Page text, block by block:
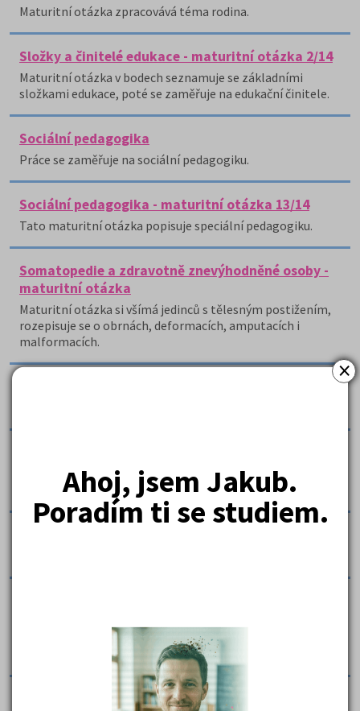
×
Ahoj, jsem Jakub.
Poradím ti se studiem.
Maturitní otázka zpracovává téma rodina.
Složky a činitelé edukace - maturitní otázka 2/14
Maturitní otázka v bodech seznamuje se základními
složkami edukace, poté se zaměřuje na edukační činitele.
Sociální pedagogika
Práce se zaměřuje na sociální pedagogiku.
Sociální pedagogika - maturitní otázka 13/14
Tato maturitní otázka popisuje speciální pedagogiku.
Somatopedie a zdravotně znevýhodněné osoby -
maturitní otázka
Maturitní otázka si všímá jedinců s tělesným postižením,
rozepisuje se o obrnách, deformacích, amputacích i
malformacích.
Maturitní otázka se zabývá specifickými poruchami učení,
čtenářům představuje dyslexii, dysgrafii a dyskalkulii.
soustavou a jejím systémem v České republice, USA,
Německu a Velké Británii.
Škola jako sociální prostředí